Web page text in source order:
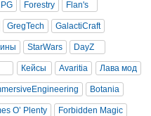
Forestry Flan's
GregTech GalactiCraft
StarWars DayZ
Кейсы Avaritia Лава мод
Botania
O’ Plenty Forbidden Magic